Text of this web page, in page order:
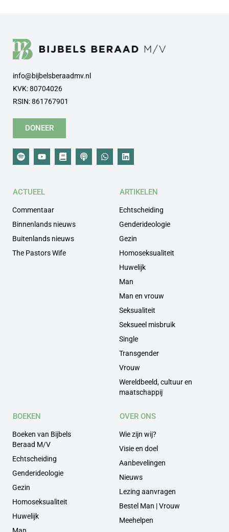
info@bijbelsberaadmv.nl
KVK: 80704026
RSIN: 861767901
DONEER
ACTUEEL
Commentaar
Binnenlands nieuws
Buitenlands nieuws
The Pastors Wife
ARTIKELEN
Echtscheiding
Genderideologie
Gezin
Homoseksualiteit
Huwelijk
Man
Man en vrouw
Seksualiteit
Seksueel misbruik
Single
Transgender
Vrouw
Wereldbeeld, cultuur en
maatschappij
BOEKEN
Boeken van Bijbels
Beraad M/V
Echtscheiding
Genderideologie
Gezin
Homoseksualiteit
Huwelijk
OVER ONS
Wie zijn wij?
Visie en doel
Aanbevelingen
Nieuws
Lezing aanvragen
Bestel Man | Vrouw
Meehelpen